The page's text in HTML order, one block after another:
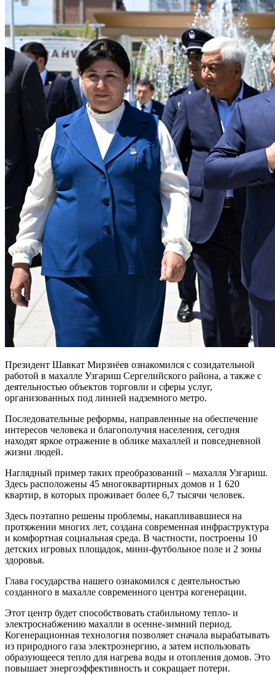
Президент Шавкат Мирзиёев ознакомился с созидательной
работой в махалле Узгариш Сергелийского района, а также с
деятельностью объектов торговли и сферы услуг,
организованных под линией надземного метро.
Последовательные реформы, направленные на обеспечение
интересов человека и благополучия населения, сегодня
находят яркое отражение в облике махаллей и повседневной
жизни людей.
Наглядный пример таких преобразований – махалля Узгариш.
Здесь расположены 45 многоквартирных домов и 1 620
квартир, в которых проживает более 6,7 тысячи человек.
Здесь поэтапно решены проблемы, накапливавшиеся на
протяжении многих лет, создана современная инфраструктура
и комфортная социальная среда. В частности, построены 10
детских игровых площадок, мини-футбольное поле и 2 зоны
здоровья.
Глава государства нашего ознакомился с деятельностью
созданного в махалле современного центра когенерации.
Этот центр будет способствовать стабильному тепло- и
электроснабжению махалли в осенне-зимний период.
Когенерационная технология позволяет сначала вырабатывать
из природного газа электроэнергию, а затем использовать
образующееся тепло для нагрева воды и отопления домов. Это
повышает энергоэффективность и сокращает потери.